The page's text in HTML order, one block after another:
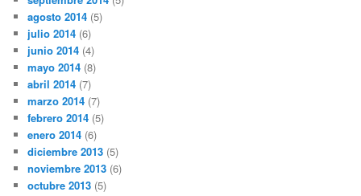
agosto 2014 (5)
julio 2014 (6)
junio 2014 (4)
mayo 2014 (8)
abril 2014 (7)
marzo 2014 (7)
febrero 2014 (5)
enero 2014 (6)
diciembre 2013 (5)
noviembre 2013 (6)
octubre 2013 (5)